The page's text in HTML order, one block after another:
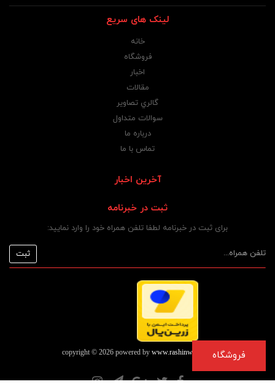
لینک های سریع
خانه
فروشگاه
اخبار
مقالات
گالري تصاوير
سوالات متداول
درباره ما
تماس با ما
آخرین اخبار
ثبت در خبرنامه
برای ثبت در خبرنامه لطفا تلفن همراه خود را وارد نمایید:
copyright © 2026 powered by www.rashinweb.com فروشگاه